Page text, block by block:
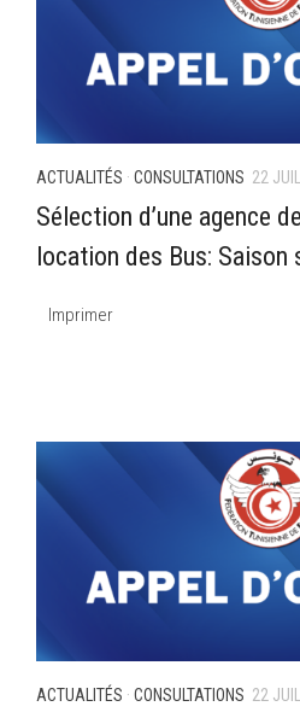
ACTUALITÉS · CONSULTATIONS 22
Sélection d’une agence
location des Bus:
Imprimer
ACTUALITÉS · CONSULTATIONS 22